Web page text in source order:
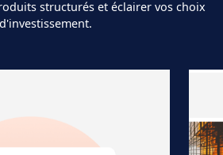
structurés et éclairer vos choix
d'investissement.